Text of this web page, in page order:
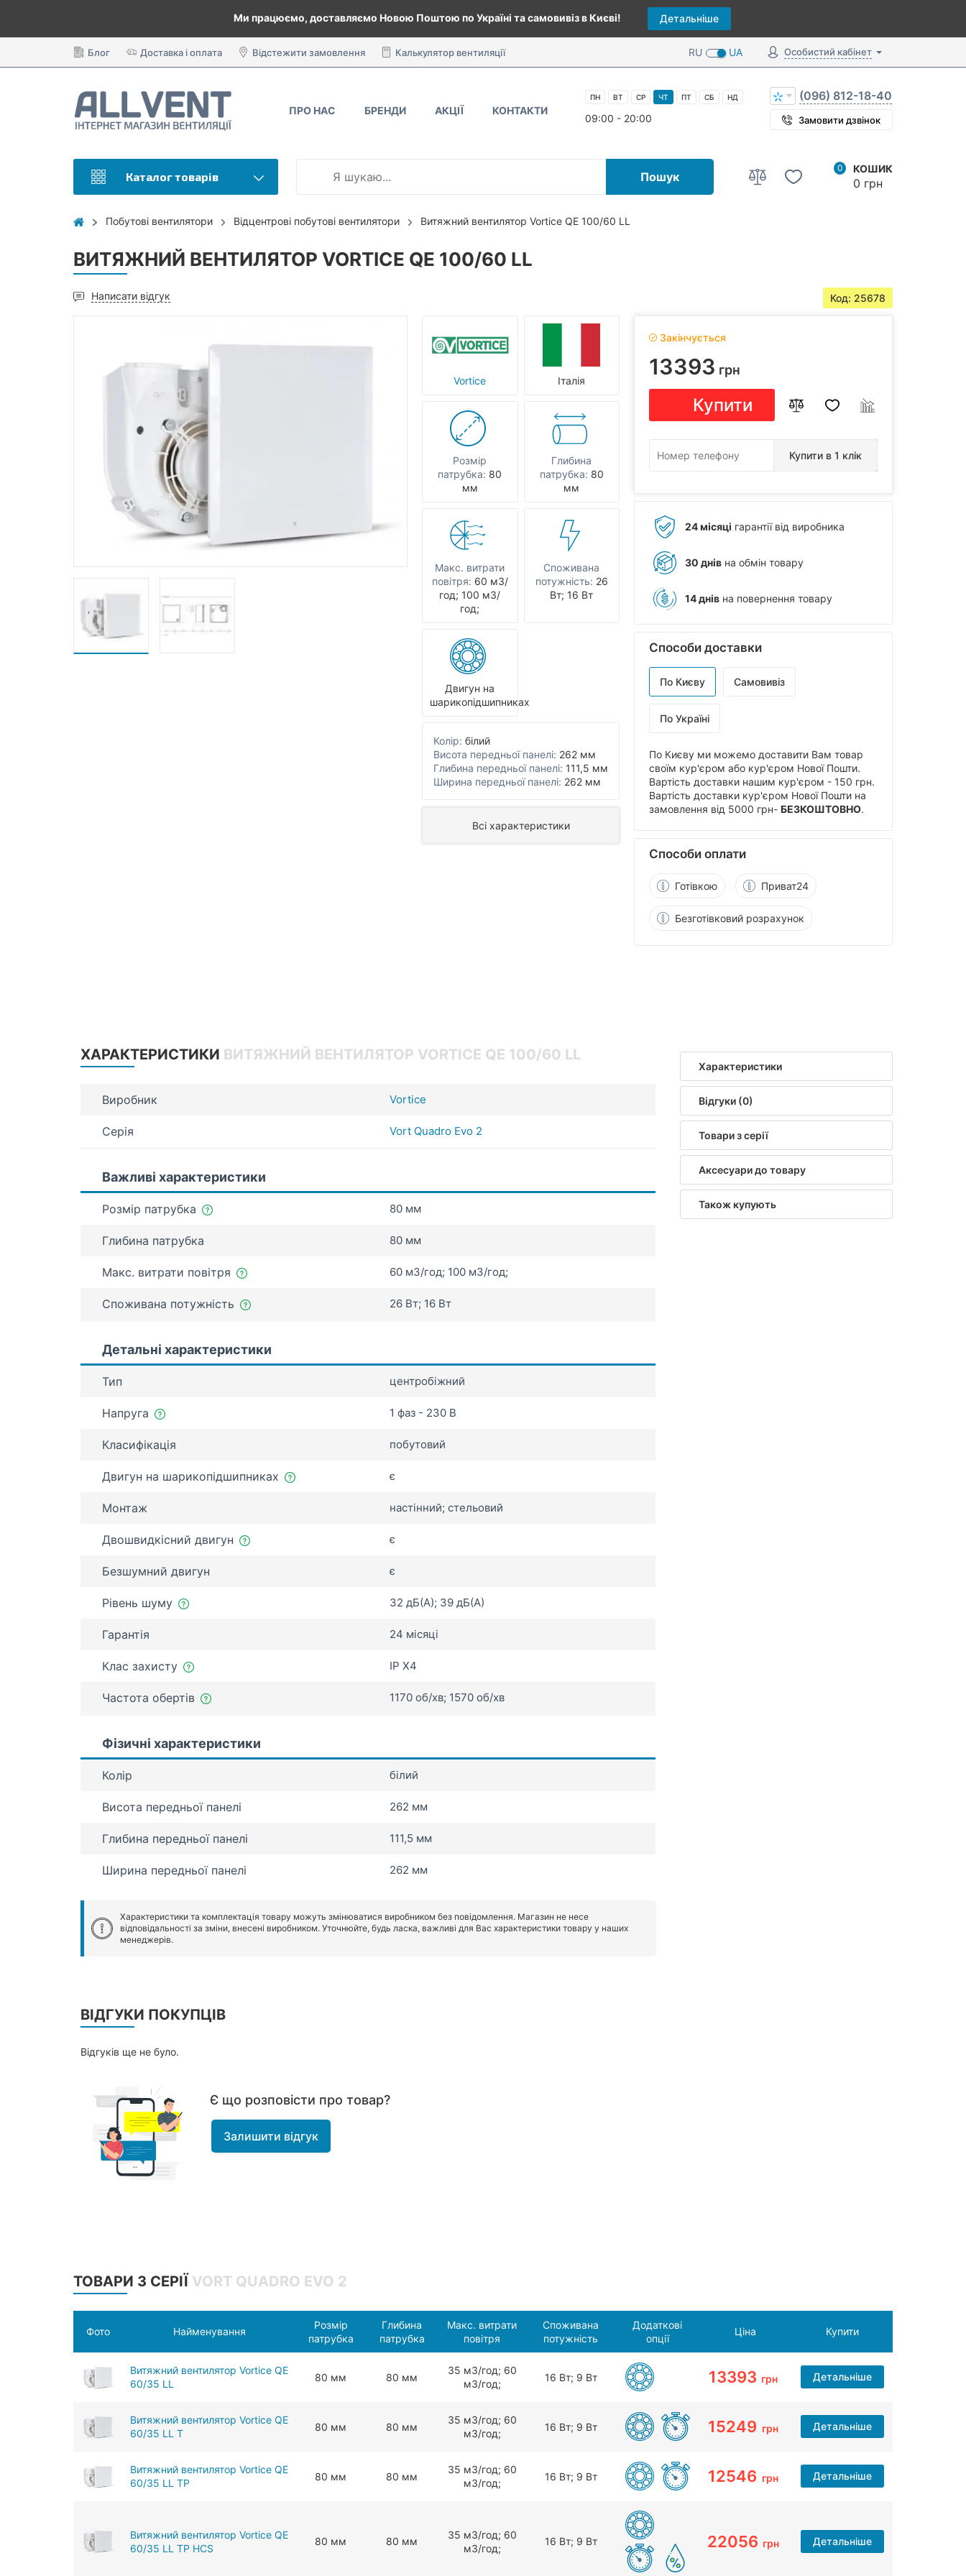
Ми працюємо, доставляємо Новою Поштою по Україні та самовивіз в Києві! Детальніше
Блог Доставка і оплата Відстежити замовлення Калькулятор вентиляції Особистий кабінет
RU UA
ПРО НАС БРЕНДИ АКЦІЇ КОНТАКТИ
ПН ВТ СР ЧТ ПТ СБ НД
09:00 - 20:00
(096) 812-18-40
Замовити дзвінок
Каталог товарів Пошук
0 КОШИК
0 грн
Побутові вентилятори Відцентрові побутові вентилятори Витяжний вентилятор Vortice QE 100/60 LL
ВИТЯЖНИЙ ВЕНТИЛЯТОР VORTICE QE 100/60 LL
Написати відгук Код: 25678
Vortice Італія
Розмір
патрубка: 80
мм
Глибина
патрубка: 80
мм
Макс. витрати
повітря: 60 мЗ/
год; 100 мЗ/
год;
Споживана
потужність: 26
Вт; 16 Вт
Двигун на
шарикопідшипниках
Колір: білий
Висота передньої панелі: 262 мм
Глибина передньої панелі: 111,5 мм
Ширина передньої панелі: 262 мм
Всі характеристики
Закінчується
13393 грн
Купити
Купити в 1 клік
24 місяці гарантії від виробника
30 днів на обмін товару
14 днів на повернення товару
Способи доставки
По Києву Самовивіз
По Україні
По Києву ми можемо доставити Вам товар
своїм кур'єром або кур'єром Нової Пошти.
Вартість доставки нашим кур'єром - 150 грн.
Вартість доставки кур'єром Нової Пошти на
замовлення від 5000 грн- БЕЗКОШТОВНО.
Способи оплати
Готівкою Приват24
Безготівковий розрахунок
Характеристики
Відгуки (0)
Товари з серії
Аксесуари до товару
Також купують
ХАРАКТЕРИСТИКИ ВИТЯЖНИЙ ВЕНТИЛЯТОР VORTICE QE 100/60 LL
Виробник Vortice
Серія Vort Quadro Evo 2
Важливі характеристики
Розмір патрубка 80 мм
Глибина патрубка 80 мм
Макс. витрати повітря 60 мЗ/год; 100 мЗ/год;
Споживана потужність 26 Вт; 16 Вт
Детальні характеристики
Тип центробіжний
Напруга 1 фаз - 230 В
Класифікація побутовий
Двигун на шарикопідшипниках є
Монтаж настінний; стельовий
Двошвидкісний двигун є
Безшумний двигун є
Рівень шуму 32 дБ(А); 39 дБ(А)
Гарантія 24 місяці
Клас захисту IP X4
Частота обертів 1170 об/хв; 1570 об/хв
Фізичні характеристики
Колір білий
Висота передньої панелі 262 мм
Глибина передньої панелі 111,5 мм
Ширина передньої панелі 262 мм
Характеристики та комплектація товару можуть змінюватися виробником без повідомлення. Магазин не несе
відповідальності за зміни, внесені виробником. Уточнюйте, будь ласка, важливі для Вас характеристики товару у наших
менеджерів.
ВІДГУКИ ПОКУПЦІВ
Відгуків ще не було.
Є що розповісти про товар?
Залишити відгук
ТОВАРИ З СЕРІЇ VORT QUADRO EVO 2
Фото Найменування
Розмір
патрубка
Глибина
патрубка
Макс. витрати
повітря
Споживана
потужність
Додаткові
опції
Ціна Купити
Витяжний вентилятор Vortice QE
60/35 LL
80 мм 80 мм
З5 мЗ/год; 60
мЗ/год;
16 Вт; 9 Вт 13393 грн Детальніше
Витяжний вентилятор Vortice QE
60/35 LL T
80 мм 80 мм
З5 мЗ/год; 60
мЗ/год;
16 Вт; 9 Вт 15249 грн Детальніше
Витяжний вентилятор Vortice QE
60/35 LL TP
80 мм 80 мм
З5 мЗ/год; 60
мЗ/год;
16 Вт; 9 Вт 12546 грн Детальніше
Витяжний вентилятор Vortice QE
60/35 LL TP HCS
80 мм 80 мм
З5 мЗ/год; 60
мЗ/год;
16 Вт; 9 Вт 22056 грн Детальніше